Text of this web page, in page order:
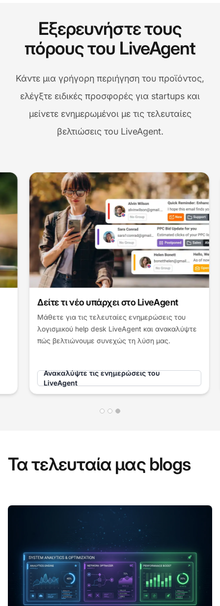
Εξερευνήστε τους
πόρους του LiveAgent
Κάντε μια γρήγορη περιήγηση του προϊόντος,
ελέγξτε ειδικές προσφορές για startups και
μείνετε ενημερωμένοι με τις τελευταίες
βελτιώσεις του LiveAgent.
Δείτε τι νέο υπάρχει στο LiveAgent
Μάθετε για τις τελευταίες ενημερώσεις του
λογισμικού help desk LiveAgent και ανακαλύψτε
πώς βελτιώνουμε συνεχώς τη λύση μας.
Ανακαλύψτε τις ενημερώσεις του
LiveAgent
Τα τελευταία μας blogs